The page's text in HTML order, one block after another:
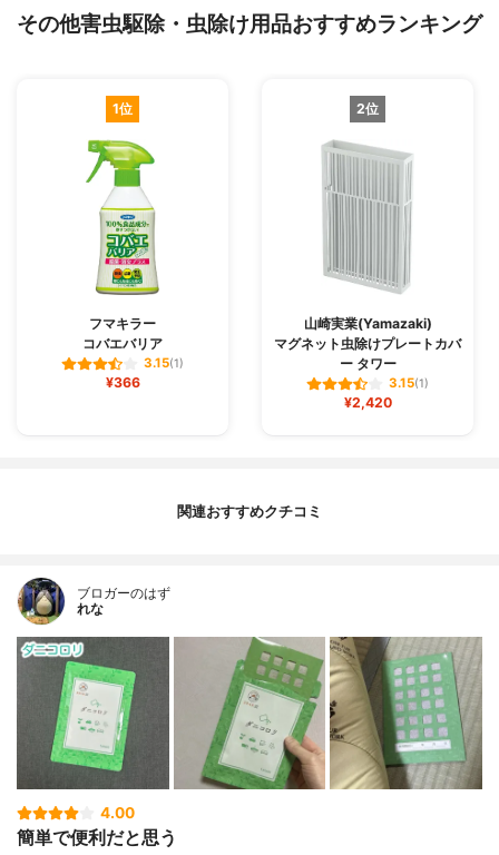
その他害虫駆除・虫除け用品おすすめランキング
1位
フマキラー
コバエバリア
3.15(1)
¥366
2位
山崎実業(Yamazaki)
マグネット虫除けプレートカバ
ー タワー
3.15(1)
¥2,420
関連おすすめクチコミ
ブロガーのはず
れな
4.00
簡単で便利だと思う